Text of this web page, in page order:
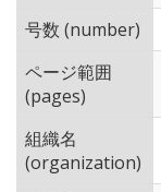
号数 (number)
ページ範囲
(pages)
組織名
(organization)